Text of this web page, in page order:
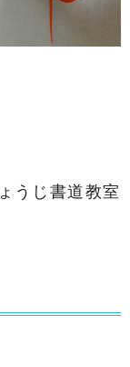
うじ書道教室